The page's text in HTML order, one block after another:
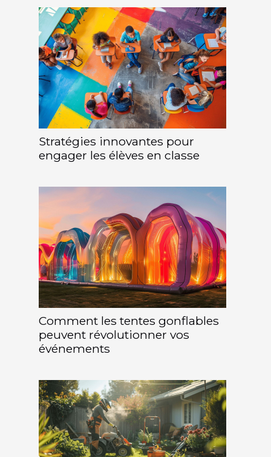
Stratégies innovantes pour
engager les élèves en classe
Comment les tentes gonflables
peuvent révolutionner vos
événements